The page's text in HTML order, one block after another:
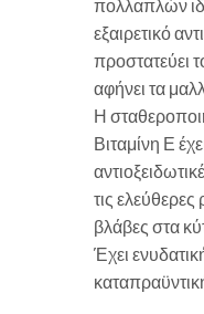
πολλαπλών
εξαιρετικό
προστατεύει
αφήνει τα
Η
Βιταμίνη Ε
τις ελεύθερες
βλάβες στα
Έχει